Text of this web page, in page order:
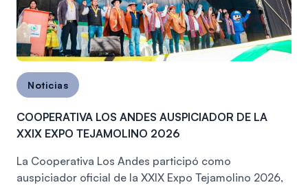
Noticias
COOPERATIVA LOS ANDES AUSPICIADOR DE LA
XXIX EXPO TEJAMOLINO 2026
La Cooperativa Los Andes participó como
auspiciador oficial de la XXIX Expo Tejamolino 2026,